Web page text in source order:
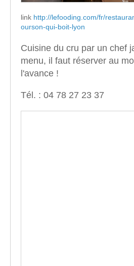
link http://lefooding.com/fr/
ourson-qui-boit-lyon
Cuisine du cru par un chef
menu, il faut réserver au
l'avance !
Tél. : 04 78 27 23 37